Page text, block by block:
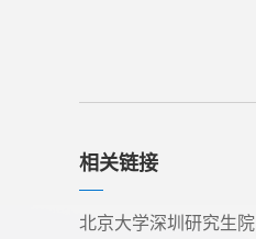
相关链接
北京大学深圳研究生院